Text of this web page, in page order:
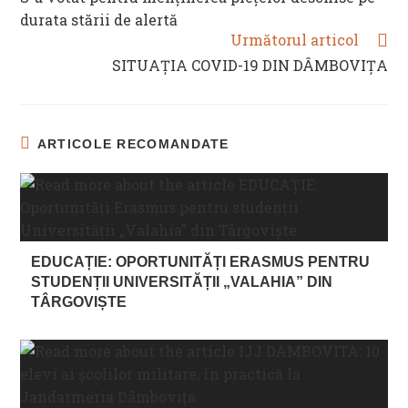
ARTICLES
durata stării de alertă
Următorul articol
SITUAȚIA COVID-19 DIN DÂMBOVIȚA
ARTICOLE RECOMANDATE
EDUCAȚIE: OPORTUNITĂȚI ERASMUS PENTRU
STUDENȚII UNIVERSITĂȚII „VALAHIA” DIN
TÂRGOVIȘTE